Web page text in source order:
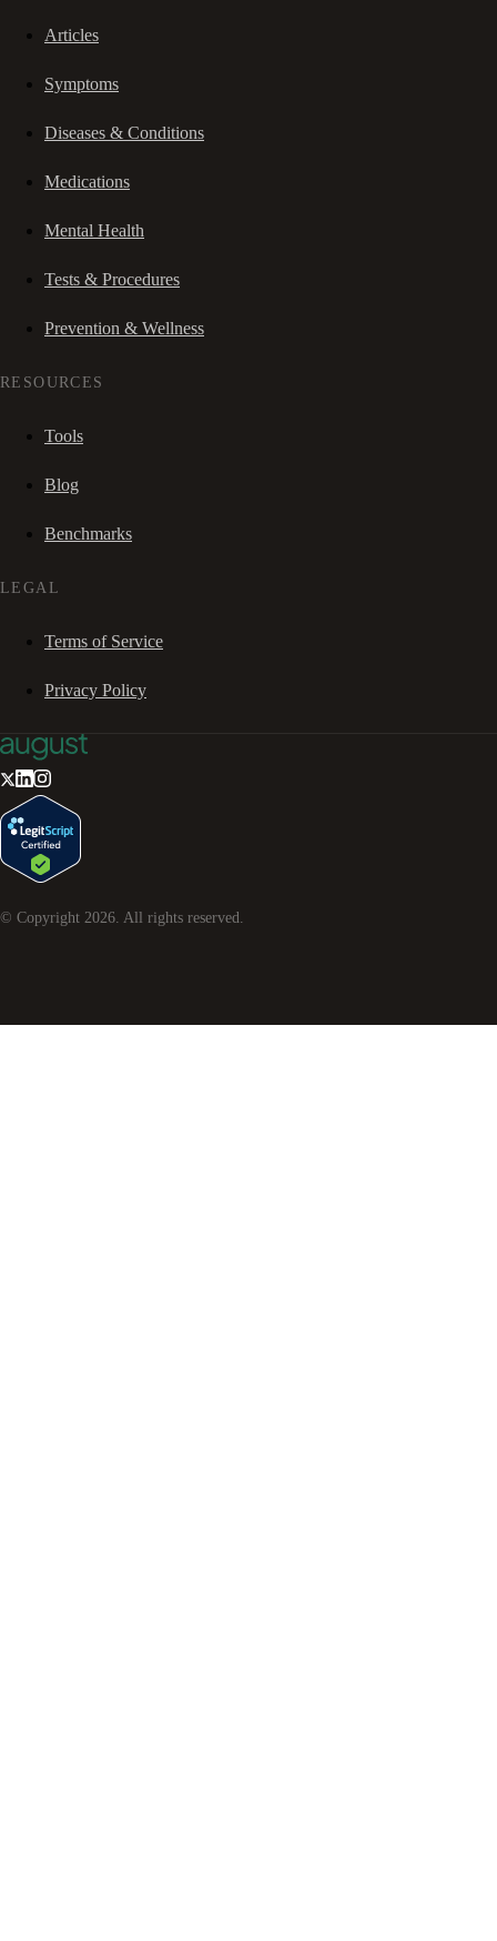
Articles
Symptoms
Diseases & Conditions
Medications
Mental Health
Tests & Procedures
Prevention & Wellness
RESOURCES
Tools
Blog
Benchmarks
LEGAL
Terms of Service
Privacy Policy
© Copyright 2026. All rights reserved.